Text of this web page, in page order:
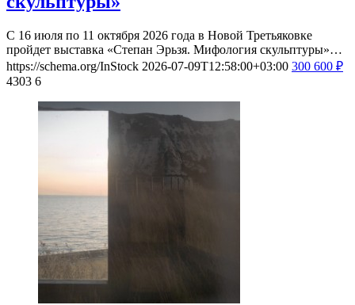
С 16 июля по 11 октября 2026 года в Новой Третьяковке
пройдет выставка «Степан Эрьзя. Мифология скульптуры»…
https://schema.org/InStock 2026-07-09T12:58:00+03:00 300 600 ₽
4303 6